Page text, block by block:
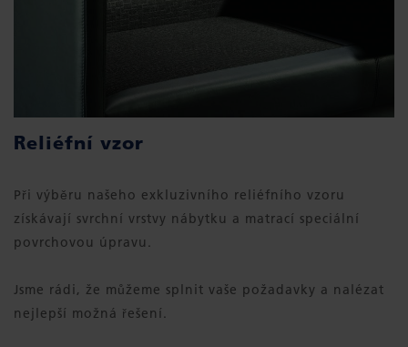
Reliéfní vzor
Při výběru našeho exkluzivního reliéfního vzoru
získávají svrchní vrstvy nábytku a matrací speciální
povrchovou úpravu.
Jsme rádi, že můžeme splnit vaše požadavky a nalézat
nejlepší možná řešení.